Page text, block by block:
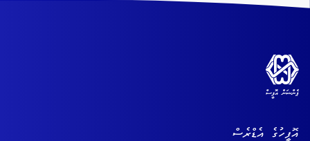
އޮފީހުގެ އެޑްރެސް